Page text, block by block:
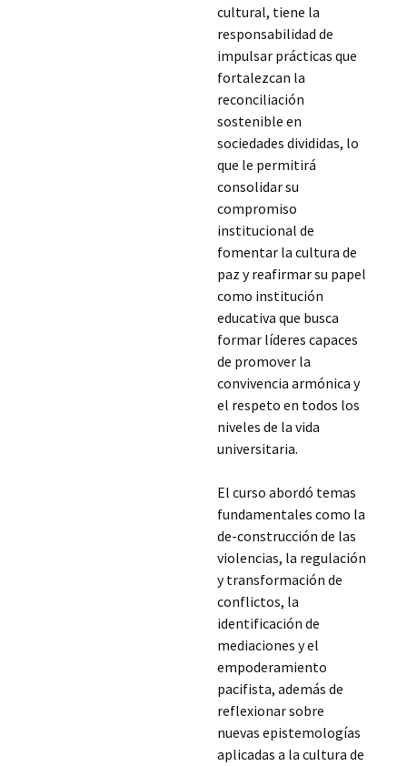
cultural, tiene la
responsabilidad de
impulsar prácticas que
fortalezcan la
reconciliación
sostenible en
sociedades divididas, lo
que le permitirá
consolidar su
compromiso
institucional de
fomentar la cultura de
paz y reafirmar su papel
como institución
educativa que busca
formar líderes capaces
de promover la
convivencia armónica y
el respeto en todos los
niveles de la vida
universitaria.
El curso abordó temas
fundamentales como la
de-construcción de las
violencias, la regulación
y transformación de
conflictos, la
identificación de
mediaciones y el
empoderamiento
pacifista, además de
reflexionar sobre
nuevas epistemologías
aplicadas a la cultura de